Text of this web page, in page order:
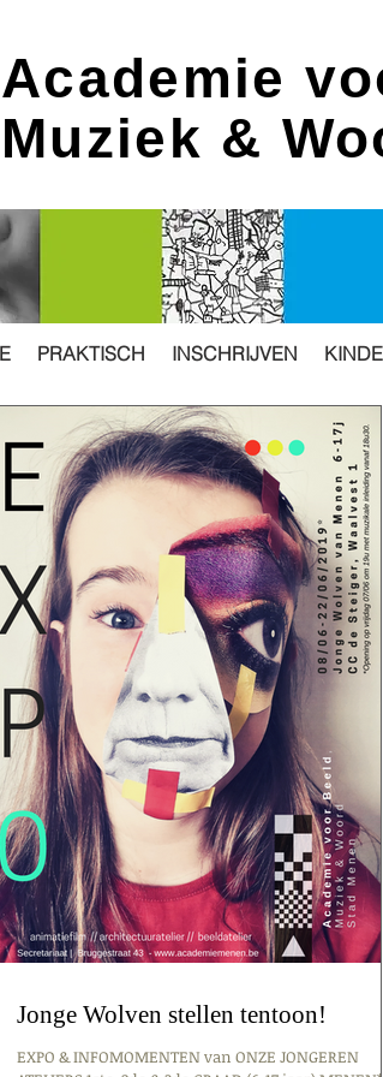
Academie
Muziek &
PRAKTISCH INSCHRIJVEN
Jonge Wolven stellen tentoon!
EXPO & INFOMOMENTEN van ONZE JONGEREN